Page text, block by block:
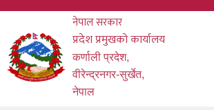
Skip
main
content
नेपाल सरकार
प्रदेश प्रमुखको कार्यालय
कर्णाली प्रदेश,
वीरेन्द्रनगर-सुर्खेत,
नेपाल